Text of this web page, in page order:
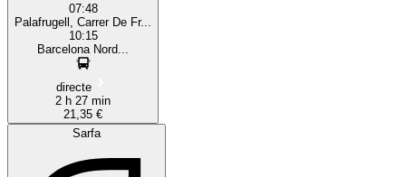
07:48
Palafrugell, Carrer De Fr...
10:15
Barcelona Nord...
directe
2 h 27 min
21,35 €
Sarfa